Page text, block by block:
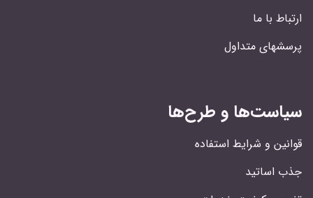
ارتباط با ما
پرسشهای متداول
سیاست‌ها و طرح‌ها
قوانین و شرایط استفاده
جذب اساتید